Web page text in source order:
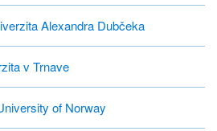
Alexandra Dubčeka
v Trnave
of Norway